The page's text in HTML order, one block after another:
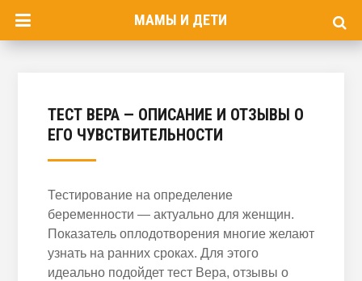
МАМЫ И ДЕТИ
ТЕСТ ВЕРА — ОПИСАНИЕ И ОТЗЫВЫ О
ЕГО ЧУВСТВИТЕЛЬНОСТИ
Тестирование на определение
беременности — актуально для женщин.
Показатель оплодотворения многие желают
узнать на ранних сроках. Для этого
идеально подойдет тест Вера, отзывы о